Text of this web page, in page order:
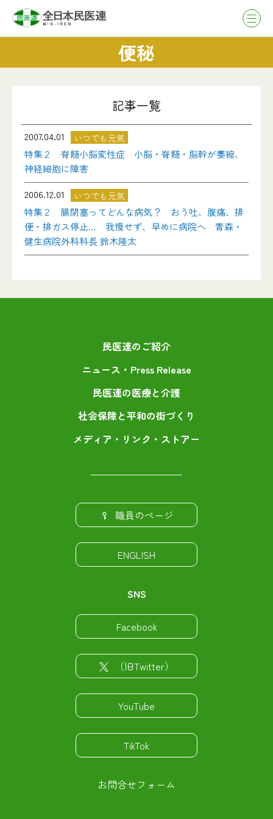
便秘
記事一覧
2007.04.01 いつでも元気
特集２ 脊髄小脳変性症 小脳・脊髄・脳幹が萎縮、
神経細胞に障害
2006.12.01
いつでも元気
特集２ 腸閉塞ってどんな病気？ おう吐、腹痛、排
便・排ガス停止… 我慢せず、早めに病院へ 青森・
健生病院外科科長 鈴木隆太
民医連のご紹介
ニュース・Press Release
民医連の医療と介護
社会保障と平和の街づくり
メディア・リンク・ストアー
職員のページ
ENGLISH
SNS
Facebook
（旧Twitter）
YouTube
TikTok
お問合せフォーム